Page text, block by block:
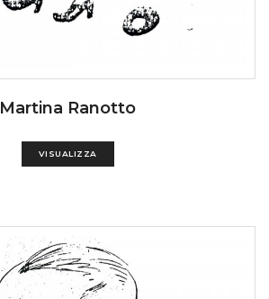
Martina Ranotto
VISUALIZZA